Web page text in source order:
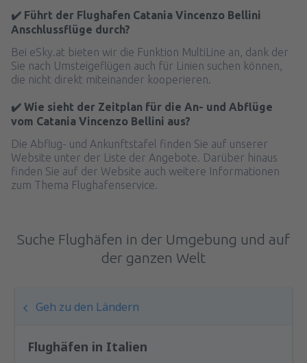
✔️ Führt der Flughafen Catania Vincenzo Bellini
Anschlussflüge durch?
Bei eSky.at bieten wir die Funktion MultiLine an, dank der
Sie nach Umsteigeflügen auch für Linien suchen können,
die nicht direkt miteinander kooperieren.
✔️ Wie sieht der Zeitplan für die An- und Abflüge
vom Catania Vincenzo Bellini aus?
Die Abflug- und Ankunftstafel finden Sie auf unserer
Website unter der Liste der Angebote. Darüber hinaus
finden Sie auf der Website auch weitere Informationen
zum Thema Flughafenservice.
Suche Flughäfen in der Umgebung und auf
der ganzen Welt
Geh zu den Ländern
Flughäfen in Italien